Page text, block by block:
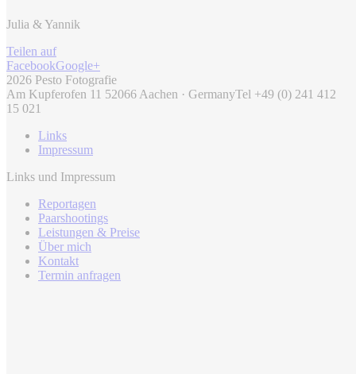
Julia & Yannik
Teilen auf
FacebookGoogle+
2026 Pesto Fotografie
Am Kupferofen 11 52066 Aachen · GermanyTel +49 (0) 241 412
15 021
Links
Impressum
Links und Impressum
Reportagen
Paarshootings
Leistungen & Preise
Über mich
Kontakt
Termin anfragen